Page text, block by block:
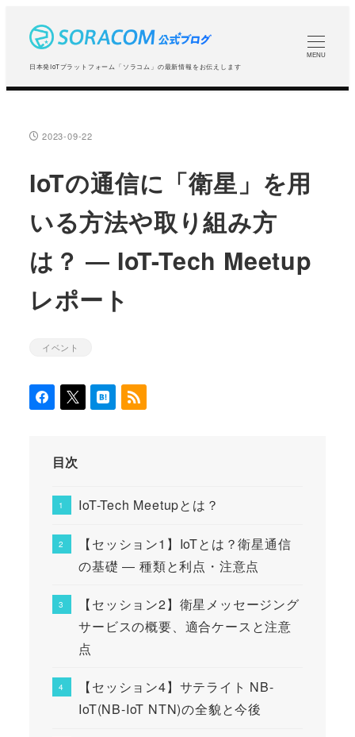
コ
日本発IoTプラットフォーム「ソラコム」の最新情報をお伝えします
MENU
投稿日
2023-09-22
IoTの通信に「衛星」を用
いる方法や取り組み方
は？ ― IoT-Tech Meetup
レポート
カテゴリー
イベント
目次
IoT-Tech Meetupとは？
【セッション1】IoTとは？衛星通信
の基礎 ― 種類と利点・注意点
【セッション2】衛星メッセージング
サービスの概要、適合ケースと注意
点
【セッション4】サテライト NB-
IoT(NB-IoT NTN)の全貌と今後